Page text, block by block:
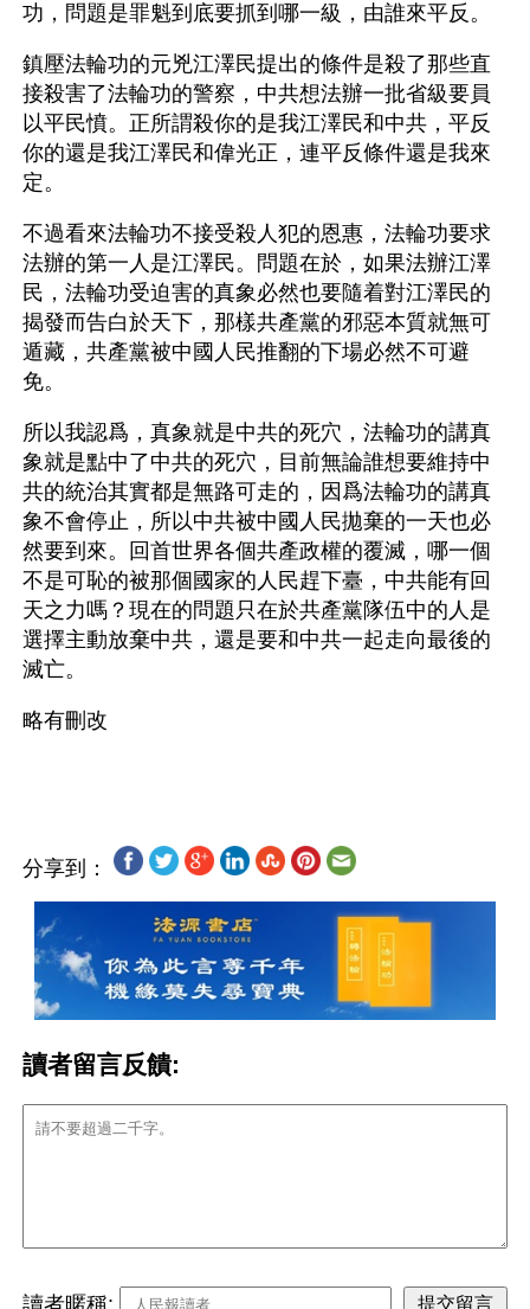
功，問題是罪魁到底要抓到哪一級，由誰來平反。
鎮壓法輪功的元兇江澤民提出的條件是殺了那些直
接殺害了法輪功的警察，中共想法辦一批省級要員
以平民憤。正所謂殺你的是我江澤民和中共，平反
你的還是我江澤民和偉光正，連平反條件還是我來
定。
不過看來法輪功不接受殺人犯的恩惠，法輪功要求
法辦的第一人是江澤民。問題在於，如果法辦江澤
民，法輪功受迫害的真象必然也要隨着對江澤民的
揭發而告白於天下，那樣共產黨的邪惡本質就無可
遁藏，共產黨被中國人民推翻的下場必然不可避
免。
所以我認爲，真象就是中共的死穴，法輪功的講真
象就是點中了中共的死穴，目前無論誰想要維持中
共的統治其實都是無路可走的，因爲法輪功的講真
象不會停止，所以中共被中國人民拋棄的一天也必
然要到來。回首世界各個共產政權的覆滅，哪一個
不是可恥的被那個國家的人民趕下臺，中共能有回
天之力嗎？現在的問題只在於共產黨隊伍中的人是
選擇主動放棄中共，還是要和中共一起走向最後的
滅亡。
略有刪改
分享到：
讀者留言反饋:
讀者暱稱: